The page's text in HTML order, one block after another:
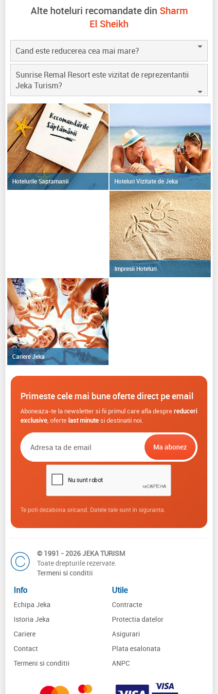
Alte hoteluri recomandate din Sharm
El Sheikh
Cand este reducerea cea mai mare?
Sunrise Remal Resort este vizitat de reprezentantii
Jeka Turism?
Hotelurile Saptamanii Hoteluri Vizitate de Jeka
Impresii Hoteluri
Cariere Jeka
Primeste cele mai bune oferte direct pe email
Aboneaza-te la newsletter si fii primul care afla despre reduceri
exclusive, oferte last minutesi destinatii noi.
Te poti dezabona oricand. Datele tale sunt in siguranta.
© 1991 - 2026 JEKA TURISM
Toate drepturile rezervate.
Termeni si conditii
Info
Echipa Jeka
Istoria Jeka
Cariere
Contact
Termeni si conditii
Utile
Contracte
Protectia datelor
Asigurari
Plata esalonata
ANPC